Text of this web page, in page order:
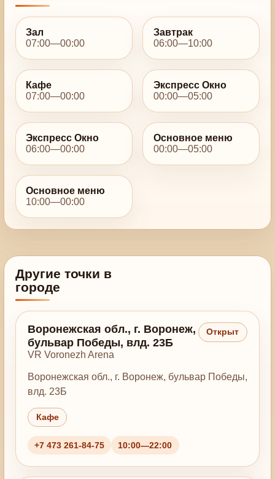
Зал
07:00—00:00
Завтрак
06:00—10:00
Кафе
07:00—00:00
Экспресс Окно
00:00—05:00
Экспресс Окно
06:00—00:00
Основное меню
00:00—05:00
Основное меню
10:00—00:00
Другие точки в
городе
Воронежская обл., г. Воронеж,
бульвар Победы, влд. 23Б
VR Voronezh Arena
Открыт
Воронежская обл., г. Воронеж, бульвар Победы,
влд. 23Б
Кафе
+7 473 261-84-75 10:00—22:00